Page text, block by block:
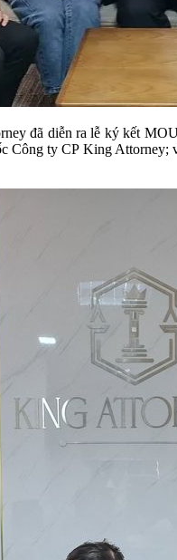
đã diễn ra lễ ký kết
ty CP King Attorney;